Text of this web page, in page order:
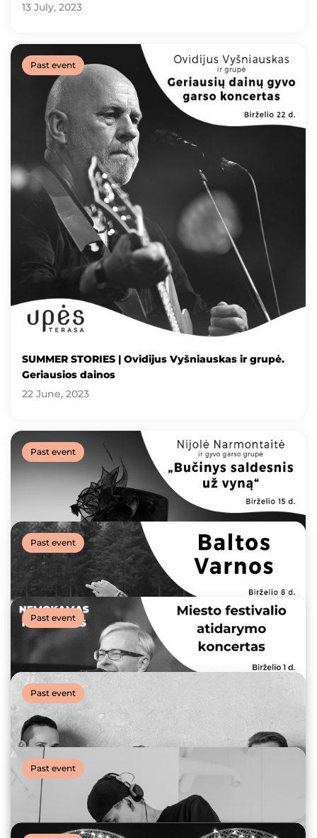
13 July, 2023
Past event
SUMMER STORIES | Ovidijus Vyšniauskas ir grupė.
Geriausios dainos
22 June, 2023
Past event
SUMMER STORIES | Nijolė Narmontaitė „Bučinys
saldesnis už vyną“
15 June, 2023
Past event
Past event
Past event
Past event